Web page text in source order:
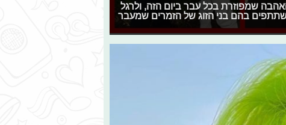
שמפוזרת בכל עבר ביום הזה, ולרגל
בהם בני הזוג של הזמרים שמעבר